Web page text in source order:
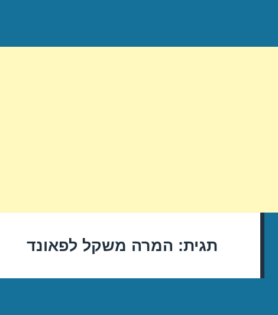
תגית: המרה משקל לפאונד